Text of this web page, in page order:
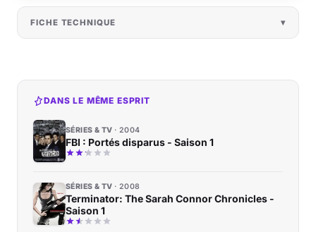
FICHE TECHNIQUE
DANS LE MÊME ESPRIT
SÉRIES & TV 2004
FBI : Portés disparus - Saison 1
SÉRIES & TV 2008
Terminator: The Sarah Connor Chronicles -
Saison 1